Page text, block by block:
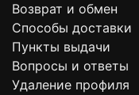
Возврат и обмен
Способы доставки
Пункты выдачи
Вопросы и ответы
Удаление профиля